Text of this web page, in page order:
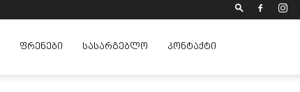
ᲤᲠᲔᲜᲔᲑᲘ ᲡᲐᲡᲐᲠᲒᲔᲑᲚᲝ ᲙᲝᲜᲢᲐᲥᲢᲘ